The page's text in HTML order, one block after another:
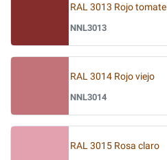
RAL 3013 Rojo tomate
NNL3013
RAL 3014 Rojo viejo
NNL3014
RAL 3015 Rosa claro